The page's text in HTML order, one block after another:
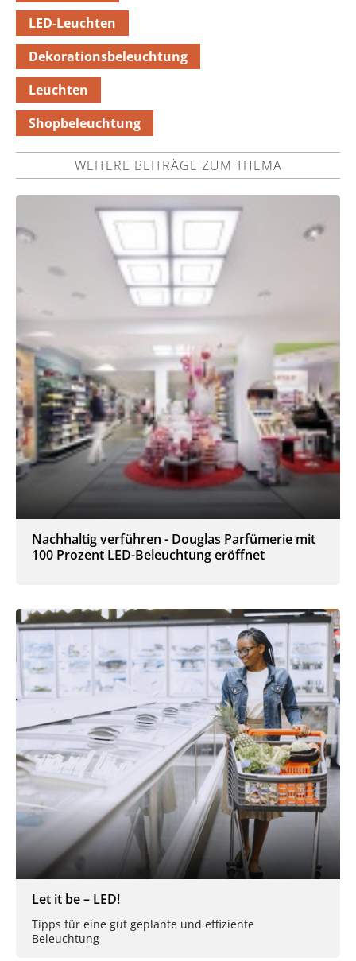
LED-Leuchten
Dekorationsbeleuchtung
Leuchten
Shopbeleuchtung
WEITERE BEITRÄGE ZUM THEMA
Nachhaltig verführen - Douglas Parfümerie mit
100 Prozent LED-Beleuchtung eröffnet
Let it be – LED!
Tipps für eine gut geplante und effiziente
Beleuchtung